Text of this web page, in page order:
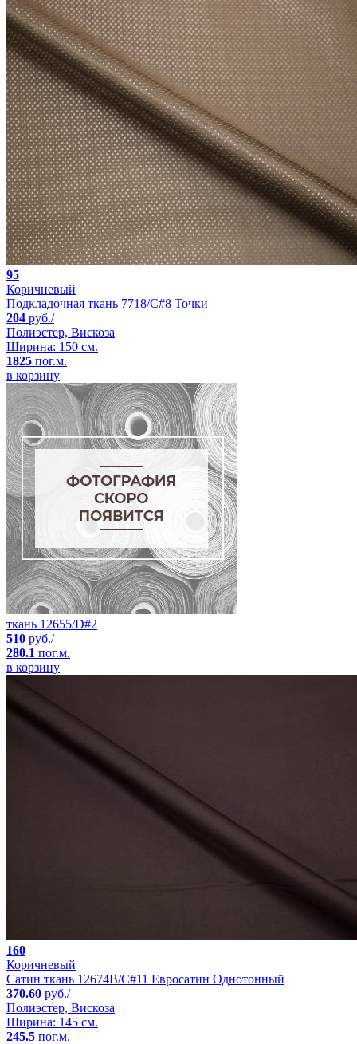
95
Коричневый
Подкладочная ткань 7718/C#8 Точки
204 руб./
Полиэстер, Вискоза
Ширина: 150 см.
1825 пог.м.
в корзину
ткань 12655/D#2
510 руб./
280.1 пог.м.
в корзину
160
Коричневый
Сатин ткань 12674B/C#11 Евросатин Однотонный
370.60 руб./
Полиэстер, Вискоза
Ширина: 145 см.
245.5 пог.м.